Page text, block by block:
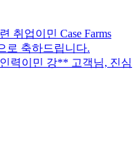
취업이민 Case Farms
로 축하드립니다.
력이민 강** 고객님, 진심